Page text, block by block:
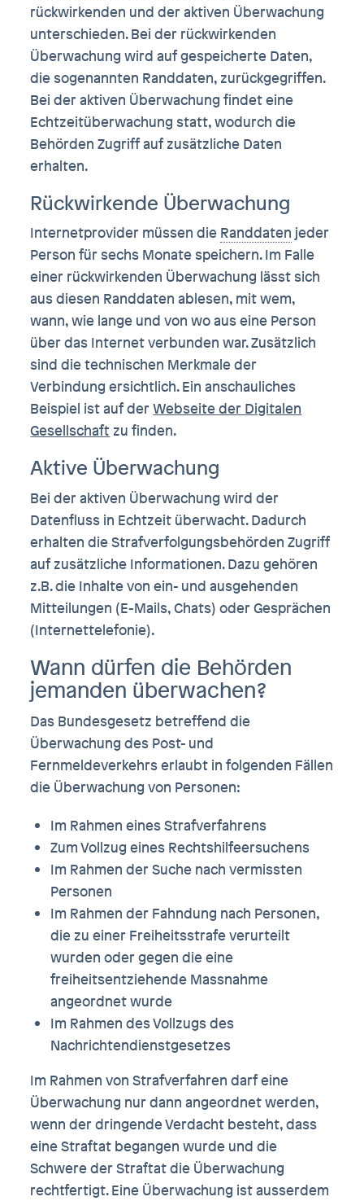
rückwirkenden und der aktiven Überwachung
unterschieden. Bei der rückwirkenden
Überwachung wird auf gespeicherte Daten,
die sogenannten Randdaten, zurückgegriffen.
Bei der aktiven Überwachung findet eine
Echtzeitüberwachung statt, wodurch die
Behörden Zugriff auf zusätzliche Daten
erhalten.
Rückwirkende Überwachung
Internetprovider müssen die Randdaten jeder
Person für sechs Monate speichern. Im Falle
einer rückwirkenden Überwachung lässt sich
aus diesen Randdaten ablesen, mit wem,
wann, wie lange und von wo aus eine Person
über das Internet verbunden war. Zusätzlich
sind die technischen Merkmale der
Verbindung ersichtlich. Ein anschauliches
Beispiel ist auf derWebseite der Digitalen
Gesellschaft zu finden.
Aktive Überwachung
Bei der aktiven Überwachung wird der
Datenfluss in Echtzeit überwacht. Dadurch
erhalten die Strafverfolgungsbehörden Zugriff
auf zusätzliche Informationen. Dazu gehören
z.B. die Inhalte von ein- und ausgehenden
Mitteilungen (E-Mails, Chats) oder Gesprächen
(Internettelefonie).
Wann dürfen die Behörden
jemanden überwachen?
Das Bundesgesetz betreffend die
Überwachung des Post- und
Fernmeldeverkehrs erlaubt in folgenden Fällen
die Überwachung von Personen:
Im Rahmen eines Strafverfahrens
Zum Vollzug eines Rechtshilfeersuchens
Im Rahmen der Suche nach vermissten
Personen
Im Rahmen der Fahndung nach Personen,
die zu einer Freiheitsstrafe ver­urteilt
wurden oder gegen die eine
freiheitsentziehende Massnahme
angeordnet wurde
Im Rahmen des Vollzugs des
Nachrichtendienstgesetzes
Im Rahmen von Strafverfahren darf eine
Überwachung nur dann angeordnet werden,
wenn der dringende Verdacht besteht, dass
eine Straftat begangen wurde und die
Schwere der Straftat die Überwachung
rechtfertigt. Eine Überwachung ist ausserdem